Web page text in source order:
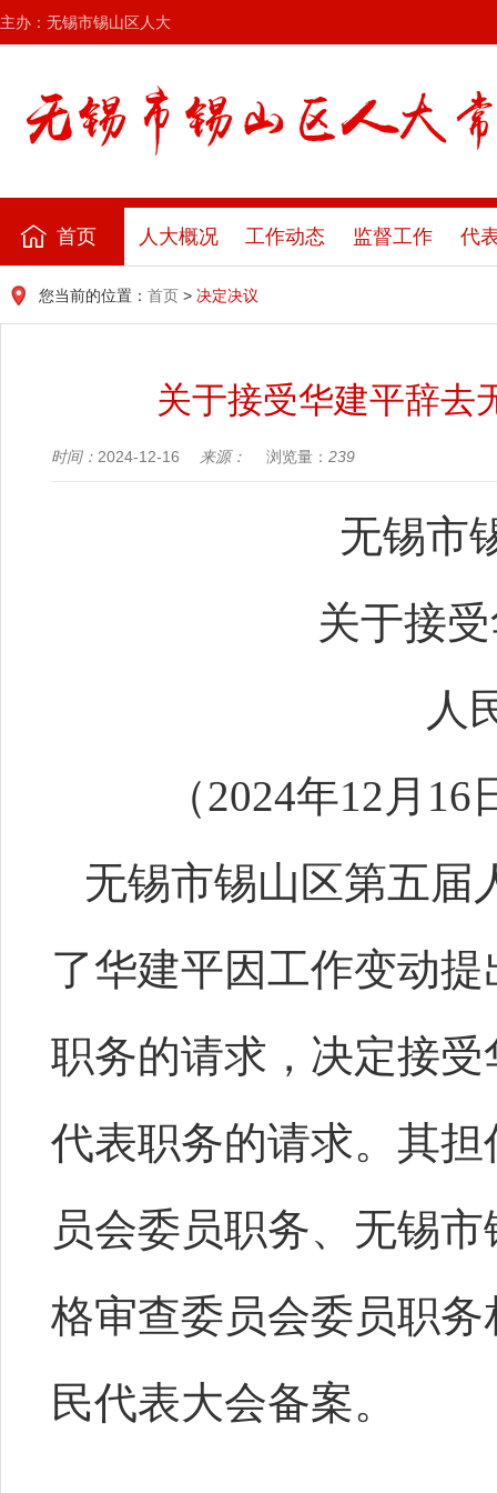
主办：无锡市锡山区人大
首页 人大概况 工作动态 监督工作 代
您当前的位置： 首页 > 决定决议
关于接受华建平辞去
时间： 2024-12-16 来源： 浏览量： 239
无锡市
关于接
人
（2024年12月
无锡市锡山区第五届
了华建平因工作变动
职务的请求，决定接
代表职务的请求。其
员会委员职务、无锡
格审查委员会委员职
民代表大会备案。